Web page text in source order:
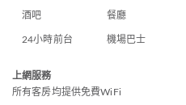
酒吧 餐廳
24小時前台 機場巴士
上網服務
所有客房均提供免費WiFi